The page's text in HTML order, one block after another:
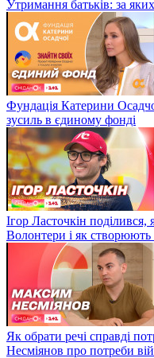
Утримання батьків: за
Фундація Катерини
зусиль в єдиному фонді
Ігор Ласточкін
Волонтери і як створюють
Як обрати речі справді
Несміянов про потреби